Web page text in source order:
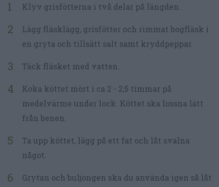
Klyv grisfötterna i två delar på längden.
Lägg fläsklägg, grisfötter och rimmat bogfläsk i
en gryta och tillsätt salt samt kryddpeppar.
Täck fläsket med vatten.
Koka köttet mört i ca 2 - 2,5 timmar på
medelvärme under lock. Köttet ska lossna lätt
från benen.
Ta upp köttet, lägg på ett fat och låt svalna
något.
Grytan och buljongen ska du använda igen så låt